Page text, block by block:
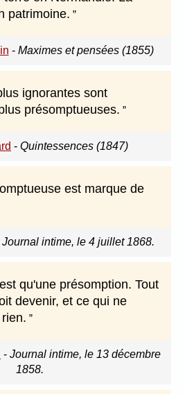
patrimoine.
- Maximes et pensées (1855)
ignorantes sont
présomptueuses.
- Quintessences (1847)
est marque de
Journal intime, le 4 juillet 1868.
qu'une présomption. Tout
devenir, et ce qui ne
- Journal intime, le 13 décembre
1858.